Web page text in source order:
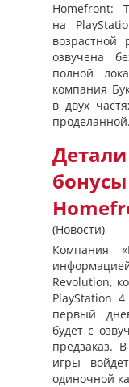
Homefront:
на
возрастной
озвучена
полной
компания
в двух
(Новости)
Компания
Revolution,
PlayStation
первый
будет с
предзаказ.
игры
одиночной